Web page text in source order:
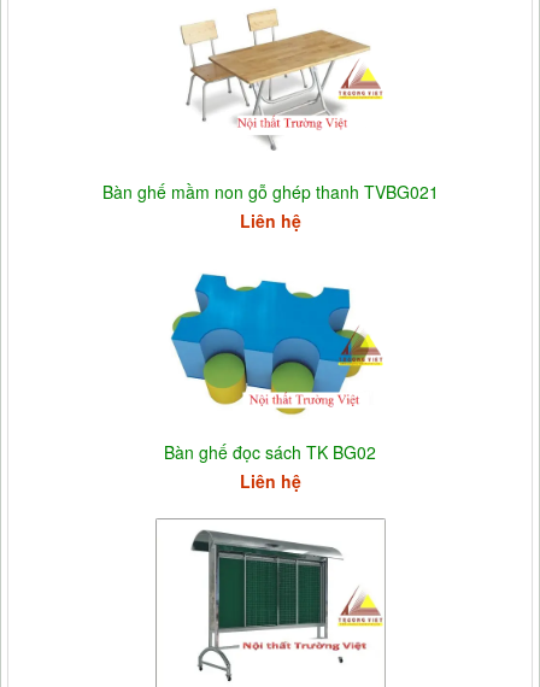
Bàn ghế mầm non gỗ ghép thanh TVBG021
Liên hệ
Bàn ghế đọc sách TK BG02
Liên hệ